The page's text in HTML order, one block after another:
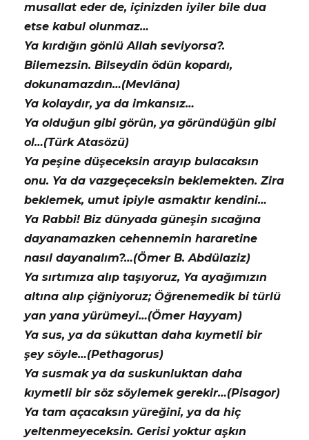
musallat eder de, içinizden iyiler bile dua
etse kabul olunmaz…
Ya kırdığın gönlü Allah seviyorsa?.
Bilemezsin. Bilseydin ödün kopardı,
dokunamazdın…(Mevlâna)
Ya kolaydır, ya da imkansız…
Ya olduğun gibi görün, ya göründüğün gibi
ol…(Türk Atasözü)
Ya peşine düşeceksin arayıp bulacaksın
onu. Ya da vazgeçeceksin beklemekten. Zira
beklemek, umut ipiyle asmaktır kendini…
Ya Rabbi! Biz dünyada güneşin sıcağına
dayanamazken cehennemin hararetine
nasıl dayanalım?…(Ömer B. Abdülaziz)
Ya sırtımıza alıp taşıyoruz, Ya ayağımızın
altına alıp çiğniyoruz; Öğrenemedik bi türlü
yan yana yürümeyi…(Ömer Hayyam)
Ya sus, ya da sükuttan daha kıymetli bir
şey söyle…(Pethagorus)
Ya susmak ya da suskunluktan daha
kıymetli bir söz söylemek gerekir…(Pisagor)
Ya tam açacaksın yüreğini, ya da hiç
yeltenmeyeceksin. Gerisi yoktur aşkın